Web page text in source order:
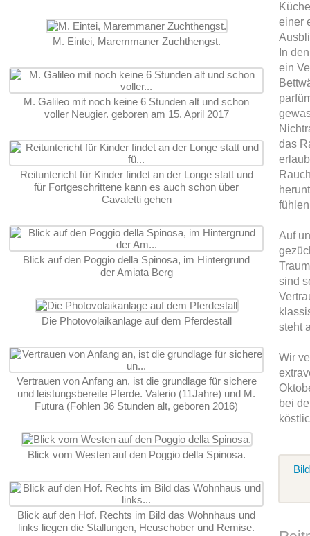
M. Eintei, Maremmaner Zuchthengst.
M. Galileo mit noch keine 6 Stunden alt und schon
voller Neugier. geboren am 15. April 2017
Reituntericht für Kinder findet an der Longe statt und
für Fortgeschrittene kann es auch schon über
Cavaletti gehen
Blick auf den Poggio della Spinosa, im Hintergrund
der Amiata Berg
Die Photovolaikanlage auf dem Pferdestall
Vertrauen von Anfang an, ist die grundlage für sichere
und leistungsbereite Pferde. Valerio (11Jahre) und M.
Futura (Fohlen 36 Stunden alt, geboren 2016)
Blick vom Westen auf den Poggio della Spinosa.
Blick auf den Hof. Rechts im Bild das Wohnhaus und
links liegen die Stallungen, Heuschober und Remise.
einer
In
ein
das
Auf
sind
steht
Wir
bei